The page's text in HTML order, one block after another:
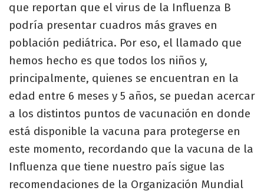
que reportan que el virus de la Influenza B
podría presentar cuadros más graves en
población pediátrica. Por eso, el llamado que
hemos hecho es que todos los niños y,
principalmente, quienes se encuentran en la
edad entre 6 meses y 5 años, se puedan acercar
a los distintos puntos de vacunación en donde
está disponible la vacuna para protegerse en
este momento, recordando que la vacuna de la
Influenza que tiene nuestro país sigue las
recomendaciones de la Organización Mundial